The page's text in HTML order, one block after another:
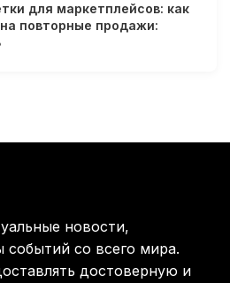
сеть лимфатических
и мышей
старения
для маркетплейсов: как
повторные продажи:
новости,
событий со всего мира.
достоверную и